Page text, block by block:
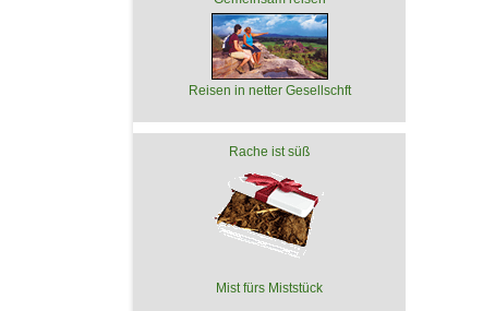
Reisen in netter Gesellschft
Rache ist süß
Mist fürs Miststück